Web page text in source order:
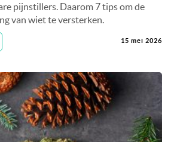
pijnstillers. Daarom 7 tips om de
van wiet te versterken.
15 mei 2026